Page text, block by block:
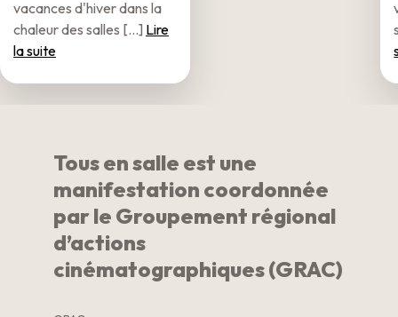
vacances d'hiver dans la
chaleur des salles [...] Lire
la suite
Tous en salle est une
manifestation coordonnée
par le Groupement régional
d’actions
cinématographiques (GRAC)